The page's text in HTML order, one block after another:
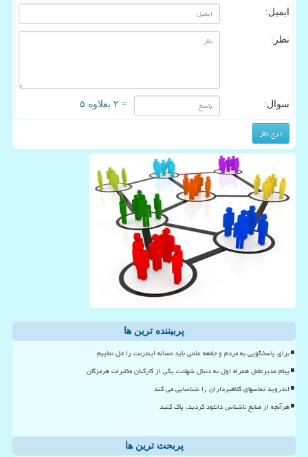
ایمیل:
نظر:
سوال: = ۲ بعلاوه ۵
پربیننده ترین ها
برای پاسخگویی به مردم و جامعه علمی باید مساله اینترنت را حل نماییم
پیام مدیرعامل همراه اول به دنبال شهادت یکی از کارکنان مخابرات هرمزگان
اندروید تماسهای کلاهبرداران را شناسایی می کند
هرآنچه از منابع ناشناس دانلود کردید، پاک کنید
پربحث ترین ها